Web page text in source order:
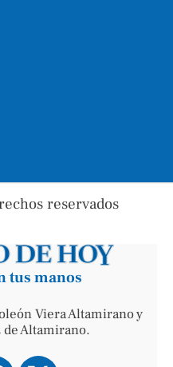
reservados
tus manos
Viera Altamirano y
Altamirano.